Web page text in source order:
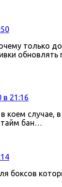
только
обновлять
в 21:16
коем случае,
бан…
боксов